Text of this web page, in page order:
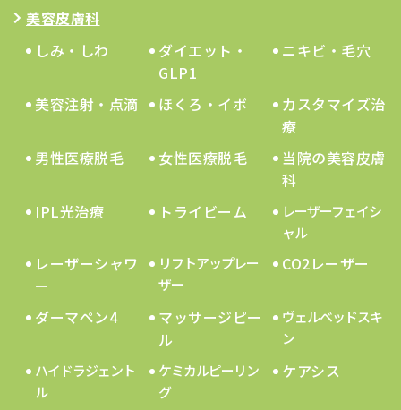
美容皮膚科
しみ・しわ
ダイエット・
GLP1
ニキビ・毛穴
美容注射・点滴 ほくろ・イボ
カスタマイズ治
療
男性医療脱毛
女性医療脱毛
当院の美容皮膚
科
IPL光治療
トライビーム
レーザーフェイシ
ャル
レーザーシャワ
ー
リフトアップレー
ザー
CO2レーザー
ダーマペン4
マッサージピー
ル
ヴェルベッドスキ
ン
ハイドラジェント
ル
ケミカルピーリン
グ
ケアシス